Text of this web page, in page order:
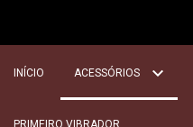
INÍCIO ACESSÓRIOS
PRIMEIRO VIBRADOR